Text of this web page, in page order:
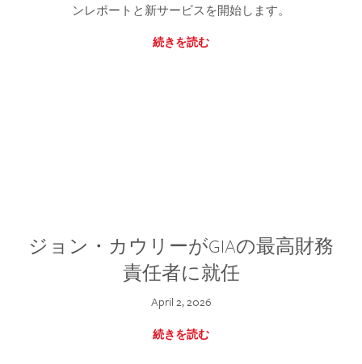
ンレポートと新サービスを開始します。
続きを読む
ジョン・カウリーがGIAの最高財務
責任者に就任
April 2, 2026
続きを読む